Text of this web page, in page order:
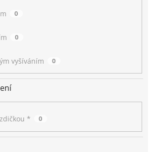
0
0
vyšíváním 0
* 0